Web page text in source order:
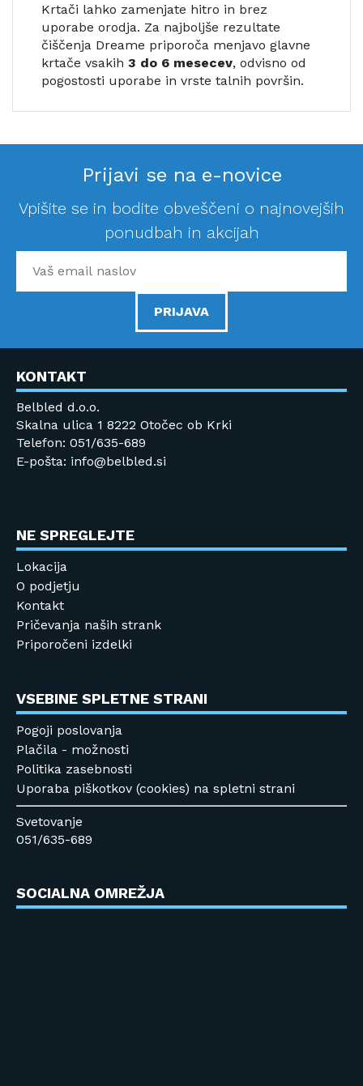
Krtači lahko zamenjate hitro in brez
uporabe orodja. Za najboljše rezultate
čiščenja Dreame priporoča menjavo glavne
krtače vsakih 3 do 6 mesecev, odvisno od
pogostosti uporabe in vrste talnih površin.
Prijavi se na e-novice
Vpišite se in bodite obveščeni o najnovejših
ponudbah in akcijah
PRIJAVA
KONTAKT
Belbled d.o.o.
Skalna ulica 1 8222 Otočec ob Krki
Telefon: 051/635-689
E-pošta: info@belbled.si
NE SPREGLEJTE
Lokacija
O podjetju
Kontakt
Pričevanja naših strank
Priporočeni izdelki
VSEBINE SPLETNE STRANI
Pogoji poslovanja
Plačila - možnosti
Politika zasebnosti
Uporaba piškotkov (cookies) na spletni strani
Svetovanje
051/635-689
SOCIALNA OMREŽJA